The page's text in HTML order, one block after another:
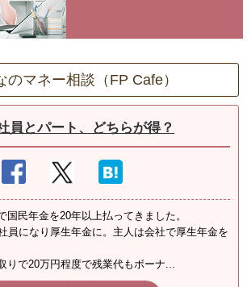
のマネー相談（FP Cafe）
員とパート、どちらが得？
国民年金を20年以上払ってきました。
員になり厚生年金に。主人は会社で厚生年金を
りで20万円程度で残業代もボーナ...